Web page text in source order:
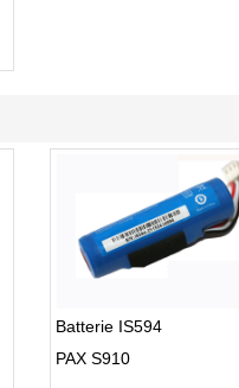
Batterie IS594
PAX S910